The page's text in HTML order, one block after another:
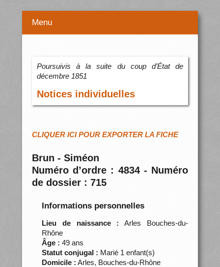
Menu
Poursuivis à la suite du coup d’État de
décembre 1851
Notices individuelles
CLIQUER ICI POUR EXPORTER LA FICHE
Brun - Siméon
Numéro d’ordre : 4834 - Numéro
de dossier : 715
Informations personnelles
Lieu de naissance : Arles Bouches-du-
Rhône
Âge : 49 ans
Statut conjugal : Marié 1 enfant(s)
Domicile : Arles, Bouches-du-Rhône